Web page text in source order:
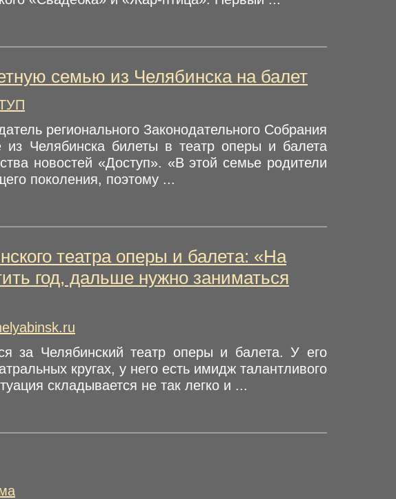
семью из Челябинска на балет
регионального Законодательного Собрания
Челябинска билеты в театр оперы и балета
новостей «Доступ». «В этой семье родители
поколения, поэтому ...
театра оперы и балета: «На
год, дальше нужно заниматься
за Челябинский театр оперы и балета. У его
кругах, у него есть имидж талантливого
складывается не так легко и ...